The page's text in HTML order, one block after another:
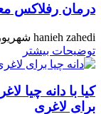
درمان رفلاکس
hanieh zahedi شهریور ۱۵,
توضیحات بیشتر
کیا با دانه چیا
برای لاغری